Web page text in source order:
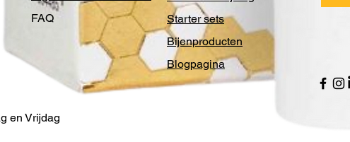
FAQ
Starter sets
Bijenproducten
Blogpagina
en Vrijdag